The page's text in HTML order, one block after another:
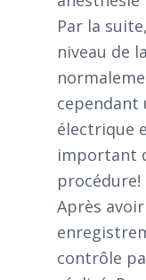
Par la
niveau de
cependant
électrique
important
procédure!
Après
contrôle